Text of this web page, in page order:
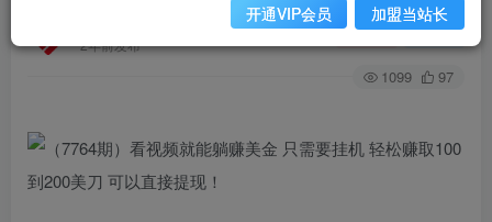
2年前发布
关注 私信
1099 97
开通VIP会员 加盟当站长